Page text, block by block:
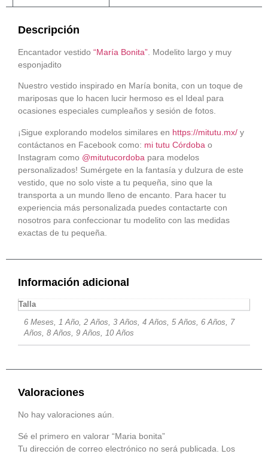
Descripción
Encantador vestido “María Bonita” . Modelito largo y muy
esponjadito
Nuestro vestido inspirado en María bonita, con un toque de
mariposas que lo hacen lucir hermoso es el Ideal para
ocasiones especiales cumpleaños y sesión de fotos.
¡Sigue explorando modelos similares en https://mitutu.mx/ y
contáctanos en Facebook como: mi tutu Córdoba o
Instagram como @mitutucordoba para modelos
personalizados! Sumérgete en la fantasía y dulzura de este
vestido, que no solo viste a tu pequeña, sino que la
transporta a un mundo lleno de encanto. Para hacer tu
experiencia más personalizada puedes contactarte con
nosotros para confeccionar tu modelito con las medidas
exactas de tu pequeña.
Información adicional
Talla
6 Meses, 1 Año, 2 Años, 3 Años, 4 Años, 5 Años, 6 Años, 7
Años, 8 Años, 9 Años, 10 Años
Valoraciones
No hay valoraciones aún.
Sé el primero en valorar “Maria bonita”
Tu dirección de correo electrónico no será publicada.
Los